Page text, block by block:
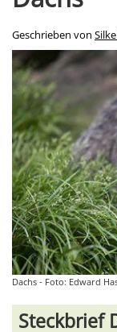
Geschrieben von
Dachs - Foto: Edward
Steckbrief